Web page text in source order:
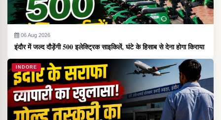
06 Aug 2026
इंदौर में जल्द दौड़ेंगी 500 इलेक्ट्रिक साइकिलें, घंटे के हिसाब से देना होगा किराया
INDORE